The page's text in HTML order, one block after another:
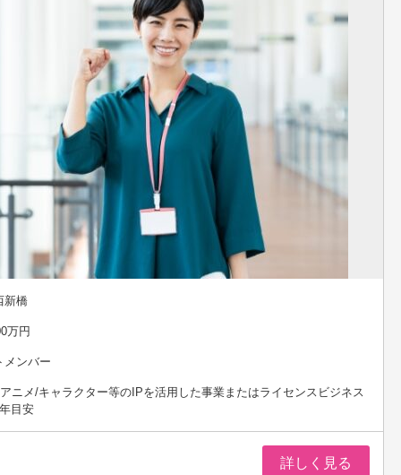
新橋
万円
メンバー
ニメ/キャラクター等のIPを活用した事業またはライセンスビジネス
目安
詳しく見る